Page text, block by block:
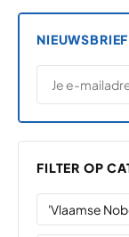
NIEUWSBRIEF
E-MAILADRES
*
FILTER OP
'Vlaamse